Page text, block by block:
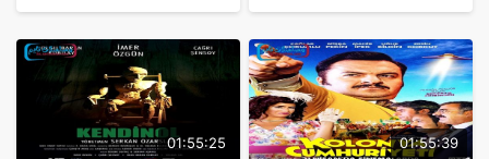
01:55:39
01:55:25